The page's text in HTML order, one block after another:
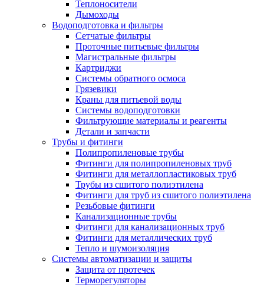
Теплоносители
Дымоходы
Водоподготовка и фильтры
Сетчатые фильтры
Проточные питьевые фильтры
Магистральные фильтры
Картриджи
Системы обратного осмоса
Грязевики
Краны для питьевой воды
Системы водоподготовки
Фильтрующие материалы и реагенты
Детали и запчасти
Трубы и фитинги
Полипропиленовые трубы
Фитинги для полипропиленовых труб
Фитинги для металлопластиковых труб
Трубы из сшитого полиэтилена
Фитинги для труб из сшитого полиэтилена
Резьбовые фитинги
Канализационные трубы
Фитинги для канализационных труб
Фитинги для металлических труб
Тепло и шумоизоляция
Системы автоматизации и защиты
Защита от протечек
Терморегуляторы